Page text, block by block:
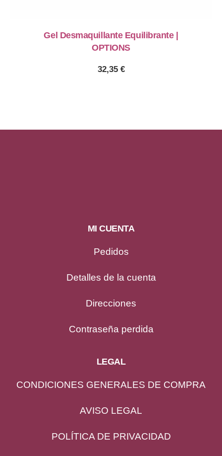
Gel Desmaquillante Equilibrante |
OPTIONS
32,35 €
MI CUENTA
Pedidos
Detalles de la cuenta
Direcciones
Contraseña perdida
LEGAL
CONDICIONES GENERALES DE COMPRA
AVISO LEGAL
POLÍTICA DE PRIVACIDAD